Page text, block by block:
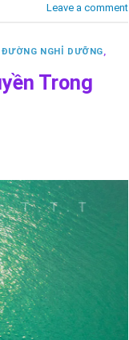
Leave a comment
NGHỈ DƯỠNG,
Trong